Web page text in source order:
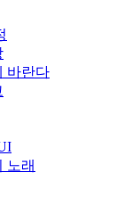
바란다
노래